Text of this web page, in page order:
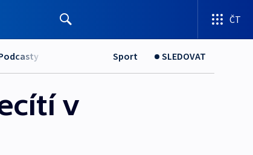
ČT
Sport SLEDOVAT
v